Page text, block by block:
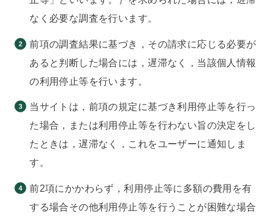
なく必要な調査を行います。
前項の調査結果に基づき，その請求に応じる必要が
あると判断した場合には，遅滞なく，当該個人情報
の利用停止等を行います。
当サイトは，前項の規定に基づき利用停止等を行っ
た場合，または利用停止等を行わない旨の決定をし
たときは，遅滞なく，これをユーザーに通知しま
す。
前2項にかかわらず，利用停止等に多額の費用を有
する場合その他利用停止等を行うことが困難な場合